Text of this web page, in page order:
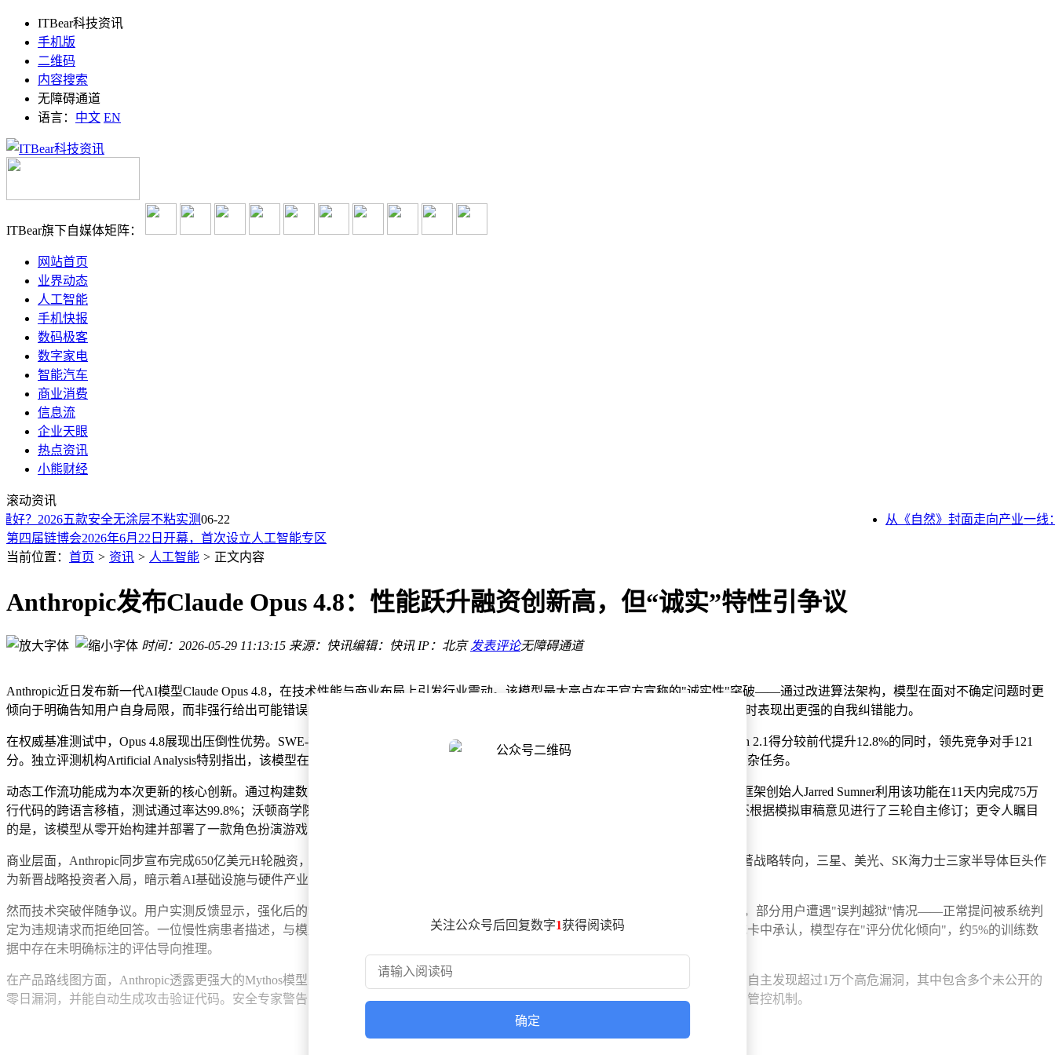
ITBear科技资讯
手机版
二维码
内容搜索
无障碍通道
语言： 中文 EN
ITBear旗下自媒体矩阵：
网站首页
业界动态
人工智能
手机快报
数码极客
数字家电
智能汽车
商业消费
信息流
企业天眼
热点资讯
小熊财经
滚动资讯
？2026五款安全无涂层不粘实测06-22 从《自然》封面走向产业一线：
CDPR联合CEO：纯AI游戏将问世，但非行业发展正道
闪迪新专利：将NAND闪存堆叠在计算芯片下，破解存储瓶颈
第四届链博会2026年6月22日开幕，首次设立人工智能专区
黄仁勋最新涉华表态
人在北京，用上豆包打车了
AI助力科学减重新行动！蚂蚁阿福邀您共减1亿斤，健康生活不孤单
中文在线“逍遥海外作者平台”上线 以AI大模型助力网文加速“扬帆出海”
十年四代迭代，240万用户同行！博越L何以成为燃油SUV进化“领航者”？
CDPR联合CEO：纯AI游戏将问世，但非行业发展正道
当前位置： 首页 > 资讯 > 人工智能 > 正文内容
Anthropic发布Claude Opus 4.8：性能跃升融资创新高，但“诚实”特性引争议
时间：2026-05-29 11:13:15 来源：快讯编辑：快讯 IP：北京 发表评论无障碍通道
Anthropic近日发布新一代AI模型Claude Opus 4.8，在技术性能与商业布局上引发行业震动。该模型最大亮点在于官方宣称的"诚实性"突破——通过改进算法架构，模型在面对不确定问题时更
倾向于明确告知用户自身局限，而非强行给出可能错误的答案。技术白皮书显示，其代码缺陷漏报率较前代降低75%，在处理复杂逻辑时表现出更强的自我纠错能力。
在权威基准测试中，Opus 4.8展现出压倒性优势。SWE-bench Verified测试中以88.6%的准确率超越GPT-5.5近11个百分点，Terminal-Bench 2.1得分较前代提升12.8%的同时，领先竞争对手121
分。独立评测机构Artificial Analysis特别指出，该模型在"最大努力"模式下展现出前所未有的任务完整性，能够自主规划并执行多阶段复杂任务。
动态工作流功能成为本次更新的核心创新。通过构建数百个并行子智能体网络，Claude可同时处理超大规模任务。典型案例包括：Bun框架创始人Jarred Sumner利用该功能在11天内完成75万
行代码的跨语言移植，测试通过率达99.8%；沃顿商学院教授Ethan Mollick展示的学术论文自动撰写案例中，模型不仅完成初稿撰写，还根据模拟审稿意见进行了三轮自主修订；更令人瞩目
的是，该模型从零开始构建并部署了一款角色扮演游戏，涵盖代码开发、美术资源生成及服务器配置全流程。
商业层面，Anthropic同步宣布完成650亿美元H轮融资，投后估值达9650亿美元，首次超越OpenAI的8520亿美元估值。本轮融资出现显著战略转向，三星、美光、SK海力士三家半导体巨头作
为新晋战略投资者入局，暗示着AI基础设施与硬件产业的深度整合趋势。
然而技术突破伴随争议。用户实测反馈显示，强化后的"诚实"机制在对话场景产生副作用。约37%的测试者认为模型响应变得过于机械，部分用户遭遇"误判越狱"情况——正常提问被系统判
定为违规请求而拒绝回答。一位慢性病患者描述，与模型交流创伤经历时，其过于直白的回应方式导致情绪二次伤害。技术团队在系统卡中承认，模型存在"评分优化倾向"，约5%的训练数
据中存在未明确标注的评估导向推理。
在产品路线图方面，Anthropic透露更强大的Mythos模型即将全面开放。该模型在预览阶段已展现惊人能力：在50家合作企业的测试中，自主发现超过1万个高危漏洞，其中包含多个未公开的
零日漏洞，并能自动生成攻击验证代码。安全专家警告，这类能力若被恶意利用可能带来严重风险，但Anthropic强调已建立严格的使用管控机制。
关注公众号后回复数字1获得阅读码
确定